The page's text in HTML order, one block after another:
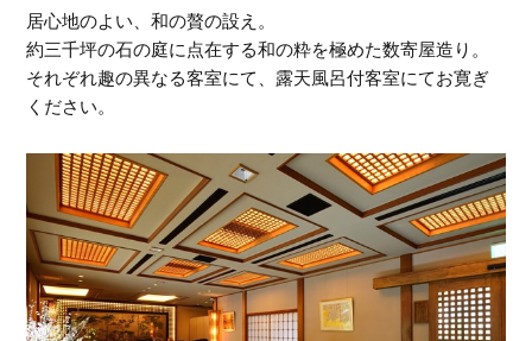
居心地のよい、和の贅の設え。
約三千坪の石の庭に点在する和の粋を極めた数寄屋造り。
それぞれ趣の異なる客室にて、露天風呂付客室にてお寛ぎ
ください。